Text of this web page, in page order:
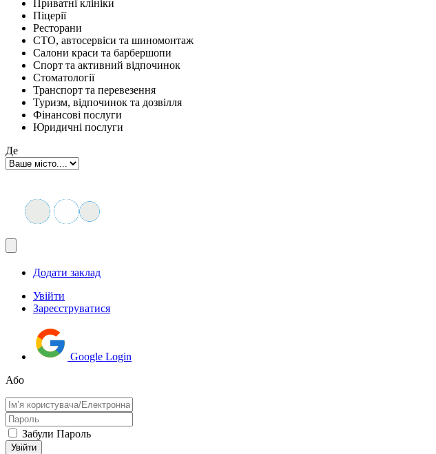
Приватні клініки
Піцерії
Ресторани
СТО, автосервіси та шиномонтаж
Салони краси та барбершопи
Спорт та активний відпочинок
Стоматології
Транспорт та перевезення
Туризм, відпочинок та дозвілля
Фінансові послуги
Юридичні послуги
Де
Додати заклад
Увійти
Зареєструватися
Google Login
Або
Забули Пароль